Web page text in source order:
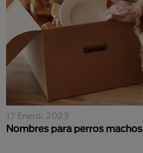
17 Enero, 2023
Nombres para perros machos